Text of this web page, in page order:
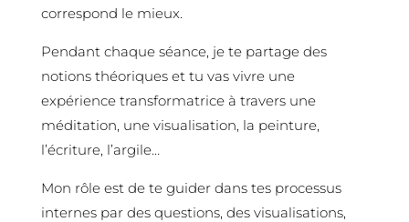
correspond le mieux.
Pendant chaque séance, je te partage des
notions théoriques et tu vas vivre une
expérience transformatrice à travers une
méditation, une visualisation, la peinture,
l’écriture, l’argile…
Mon rôle est de te guider dans tes processus
internes par des questions, des visualisations,